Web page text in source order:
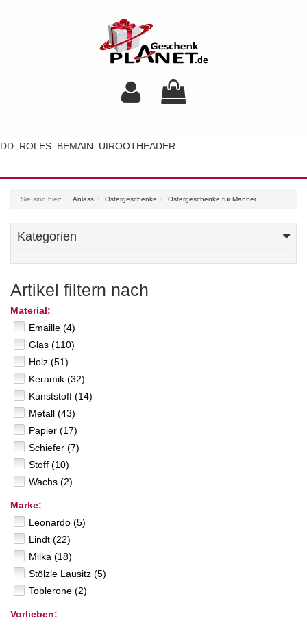
DD_ROLES_BEMAIN_UIROOTHEADER
Sie sind hier: Anlass Ostergeschenke Ostergeschenke für Männer
Kategorien
Artikel filtern nach
Material:
Emaille (4)
Glas (110)
Holz (51)
Keramik (32)
Kunststoff (14)
Metall (43)
Papier (17)
Schiefer (7)
Stoff (10)
Wachs (2)
Marke:
Leonardo (5)
Lindt (22)
Milka (18)
Stölzle Lausitz (5)
Toblerone (2)
Vorlieben: